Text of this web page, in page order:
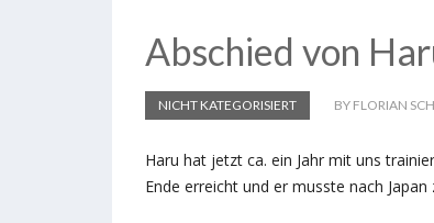
Abschied von
NICHT KATEGORISIERT BY FLORIAN
Haru hat jetzt ca. ein Jahr mit uns
Ende erreicht und er musste nach